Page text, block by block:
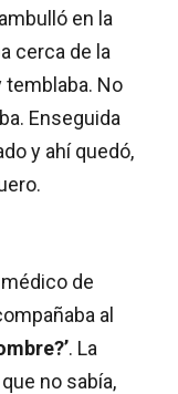
en la
cerca de la
temblaba. No
Enseguida
y ahí quedó,
de
al
. La
no sabía,